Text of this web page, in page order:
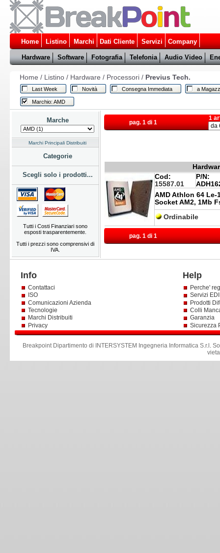
Home Listino Marchi Dati Cliente Servizi Company
Hardware Software Fotografia Telefonia Audio Video
Home / Listino/ Hardware / Processori/ Previus Tech.
Last Week Novità Consegna Immediata a
Marchio: AMD
Marche
Marchi Principali Distribuiti
Categorie
Scegli solo i prodotti...
Tutti i Costi Finanziari sono
esposti trasparentemente.
Tutti i prezzi sono comprensivi di
IVA.
pag. 1 di 1
1
Cod:
15587.01
P/N:
AMD Athlon 64 Le-
Socket AM2, 1Mb
Ordinabile
pag. 1 di 1
Info Help
Contattaci
ISO
Comunicazioni Azienda
Tecnologie
Marchi Distribuiti
Privacy
Perche'
Servizi
Prodotti
Colli
Garanzia
Sicurezza
Breakpoint Dipartimento di INTERSYSTEM Ingegneria Informatica S.r.l .